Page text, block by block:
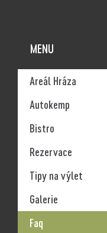
MENU
Areál Hráza
Autokemp
Bistro
Rezervace
Tipy na výlet
Galerie
Faq